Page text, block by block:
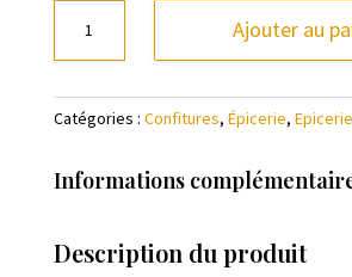
Confiture
framboise,
rose
litchi
Ajouter au
Catégories : Confitures, Épicerie,
Informations
Description du produit